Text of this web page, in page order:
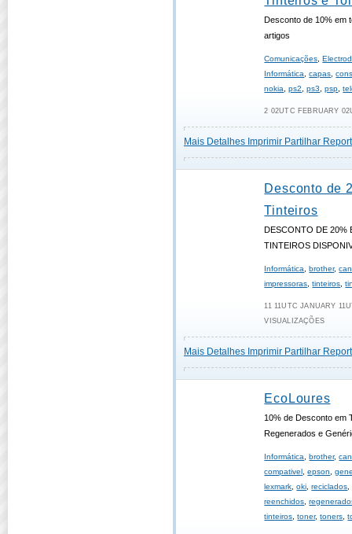
Desconto de 10% em
artigos
Comunicações ,
Informática
,capas ,
nokia
,ps2 ,ps3 ,psp ,
2 02UTC FEBRUARY
Mais Detalhes Imprimir Partilhar
Desconto de
Tinteiros
DESCONTO DE 20%
TINTEIROS
Informática ,brother,
impressoras ,tinteiros ,
11 11UTC JANUARY
VISUALIZAÇÕES
Mais Detalhes Imprimir Partilhar
EcoLoures
10% de Desconto em
Regenerados e
Informática ,brother,
compativel ,epson ,
lexmark ,oki ,reciclados
reenchidos ,
tinteiros ,toner,toners ,